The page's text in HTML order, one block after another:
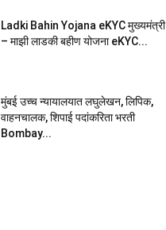
Ladki Bahin Yojana eKYC मुख्यमंत्री
– माझी लाडकी बहीण योजना eKYC...
मुंबई उच्च न्यायालयात लघुलेखन, लिपिक,
वाहनचालक, शिपाई पदांकरिता भरती
Bombay...